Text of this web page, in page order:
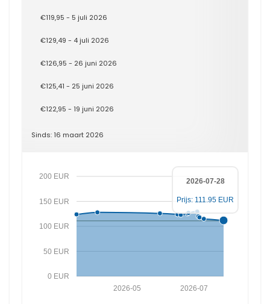
€119,95 - 5 juli 2026
€129,49 - 4 juli 2026
€126,95 - 26 juni 2026
€125,41 - 25 juni 2026
€122,95 - 19 juni 2026
Sinds: 16 maart 2026
0 EUR
50 EUR
100 EUR
150 EUR
200 EUR
2026-07
2026-05
2026-07-28
Prijs: 111.95 EUR